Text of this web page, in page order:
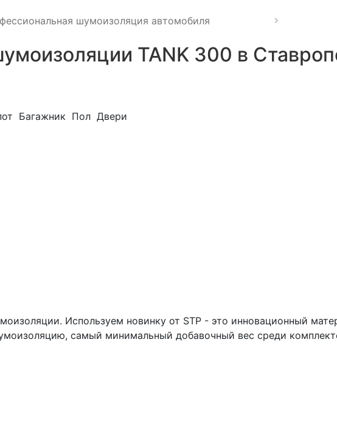
шумоизоляция автомобиля
TANK 300 в
Багажник Пол Двери
Используем новинку от STP - это инновационный
самый минимальный добавочный вес среди